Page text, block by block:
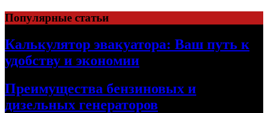
Skip
to
content
Популярные статьи
Калькулятор эвакуатора: Ваш путь к
удобству и экономии
Преимущества бензиновых и
дизельных генераторов